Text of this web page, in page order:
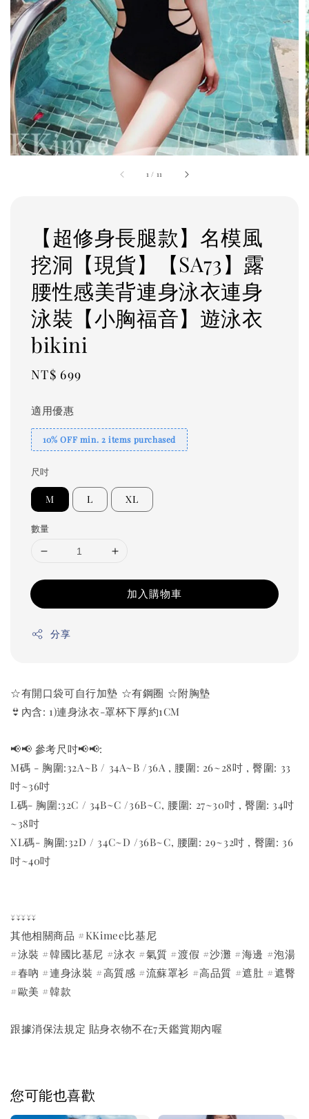
1 / 11
【超修身長腿款】名模風
挖洞【現貨】【SA73】露
腰性感美背連身泳衣連身
泳裝【小胸福音】遊泳衣
bikini
Regular
NT$ 699
適用優惠
10% OFF min. 2 items purchased
尺吋
M L XL
數量
加入購物車
分享
☆有開口袋可自行加墊 ☆有鋼圈 ☆附胸墊
👙內含: 1)連身泳衣-罩杯下厚約1CM
📢📢 參考尺吋📢📢:
M碼 - 胸圍:32A~B / 34A~B /36A , 腰圍: 26~28吋 , 臀圍: 33
吋~36吋
L碼- 胸圍:32C / 34B~C /36B~C, 腰圍: 27~30吋 , 臀圍: 34吋
~38吋
XL碼- 胸圍:32D / 34C~D /36B~C, 腰圍: 29~32吋 , 臀圍: 36
吋~40吋
↓↓↓↓↓
其他相關商品 #KKimee比基尼
#泳裝 #韓國比基尼 #泳衣 #氣質 #渡假 #沙灘 #海邊 #泡湯
#春吶 #連身泳裝 #高質感 #流蘇罩衫 #高品質 #遮肚 #遮臀
#歐美 #韓款
跟據消保法規定 貼身衣物不在7天鑑賞期內喔
您可能也喜歡